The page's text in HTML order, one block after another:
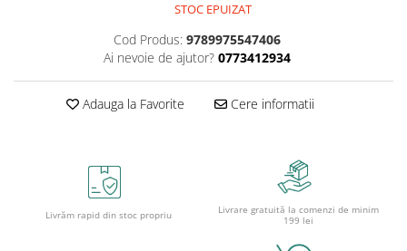
Rezerve pentru caiete
Blocuri de desen școlare
Accesorii geometrie și matematică
Rigle și Echere
Raportoare
STOC EPUIZAT
Cod Produs: 9789975547406
Ai nevoie de ajutor? 0773412934
Adauga la Favorite Cere informatii
Livrăm rapid din stoc propriu
Livrare gratuită la comenzi de minim
199 lei